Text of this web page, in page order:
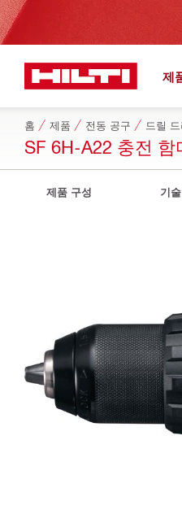
제
홈 제품 전동 공구 드릴
SF 6H-A22 충전 함
제품 구성 기